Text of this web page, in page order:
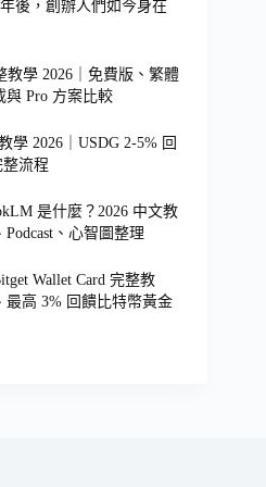
後，創辦人們如今身在
教學 2026｜免費版、繁體
與 Pro 方案比較
學 2026｜USDG 2-5% 回
流程
是什麼？2026 中文教
、心智圖整理
Wallet Card 完整教
最高 3% 回饋比特幣黃金